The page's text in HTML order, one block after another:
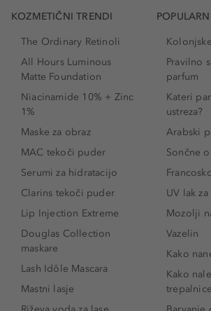
KOZMETIČNI TRENDI
The Ordinary Retinoli
All Hours Luminous
Matte Foundation
Niacinamide 10% + Zinc
1%
Maske za obraz
MAC tekoči puder
Serumi za hidratacijo
Clarins tekoči puder
Lip Injection Extreme
Douglas Collection
maskare
Lash Idôle Mascara
Mastni lasje
Pravilno
parfum
Kateri
ustreza?
Arabski
Sončne
UV lak
Mozolji
Vazelin
Kako
Kako
trepalnice